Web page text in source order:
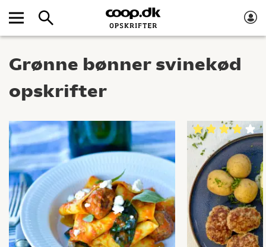
Grønne bønner svinekød
opskrifter